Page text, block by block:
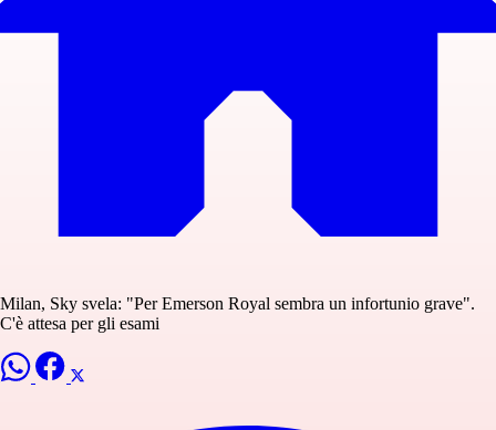
Milan, Sky svela: "Per Emerson Royal sembra un infortunio grave".
C'è attesa per gli esami